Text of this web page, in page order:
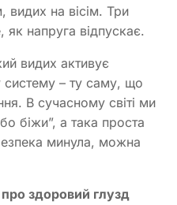
видих на вісім. Три
як напруга відпускає.
видих активує
систему – ту саму, що
В сучасному світі ми
біжи”, а така проста
минула, можна
здоровий глузд